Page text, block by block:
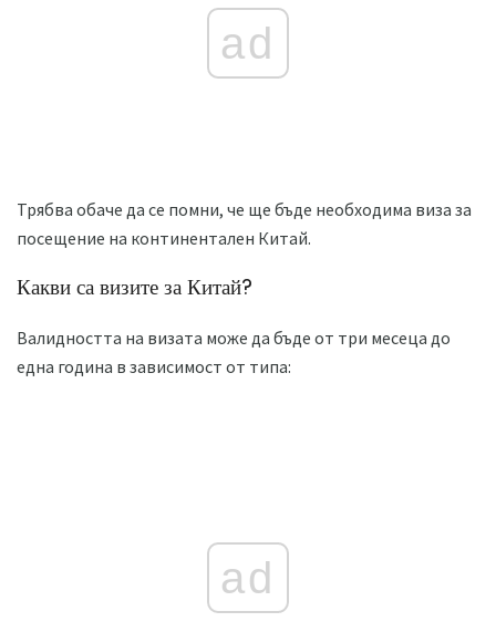
ad
Трябва обаче да се помни, че ще бъде необходима виза за
посещение на континентален Китай.
Какви са визите за Китай?
Валидността на визата може да бъде от три месеца до
една година в зависимост от типа:
ad